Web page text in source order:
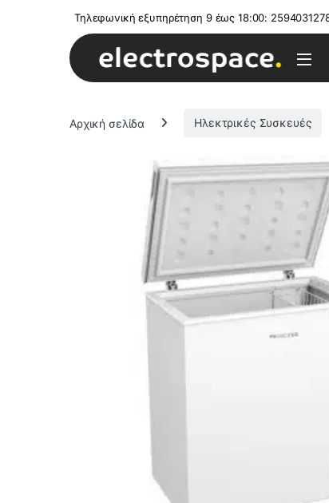
Τηλεφωνική εξυπηρέτηση 9 έως 18:00:
Αρχική σελίδα Ηλεκτρικές Συσκευές